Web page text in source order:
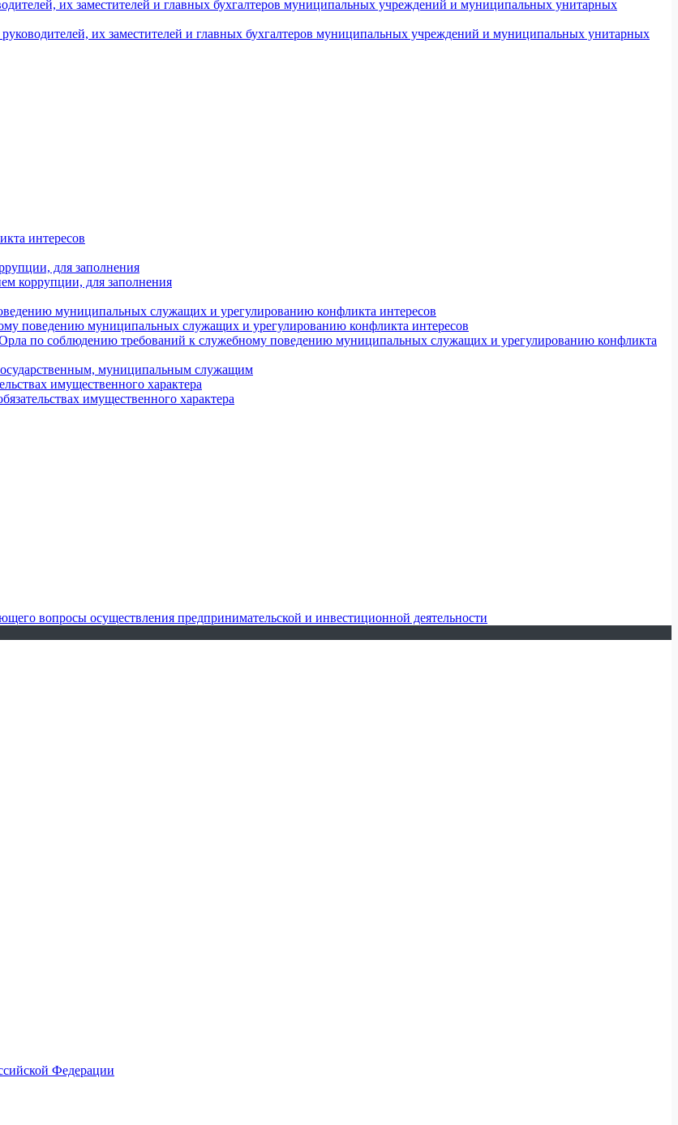
их заместителей и главных бухгалтеров муниципальных учреждений и муниципальных унитарных
их заместителей и главных бухгалтеров муниципальных учреждений и муниципальных унитарных
интересов
для заполнения
коррупции, для заполнения
муниципальных служащих и урегулированию конфликта интересов
поведению муниципальных служащих и урегулированию конфликта интересов
по соблюдению требований к служебному поведению муниципальных служащих и урегулированию конфликта
муниципальным служащим
имущественного характера
имущественного характера
вопросы осуществления предпринимательской и инвестиционной деятельности
Федерации